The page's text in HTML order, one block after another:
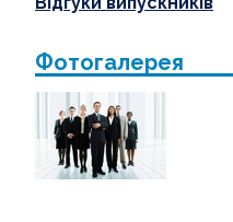
Фотогалерея